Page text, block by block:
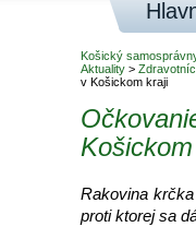
Košický
Aktuality >
v Košickom kraji
Rakovina
proti ktorej sa